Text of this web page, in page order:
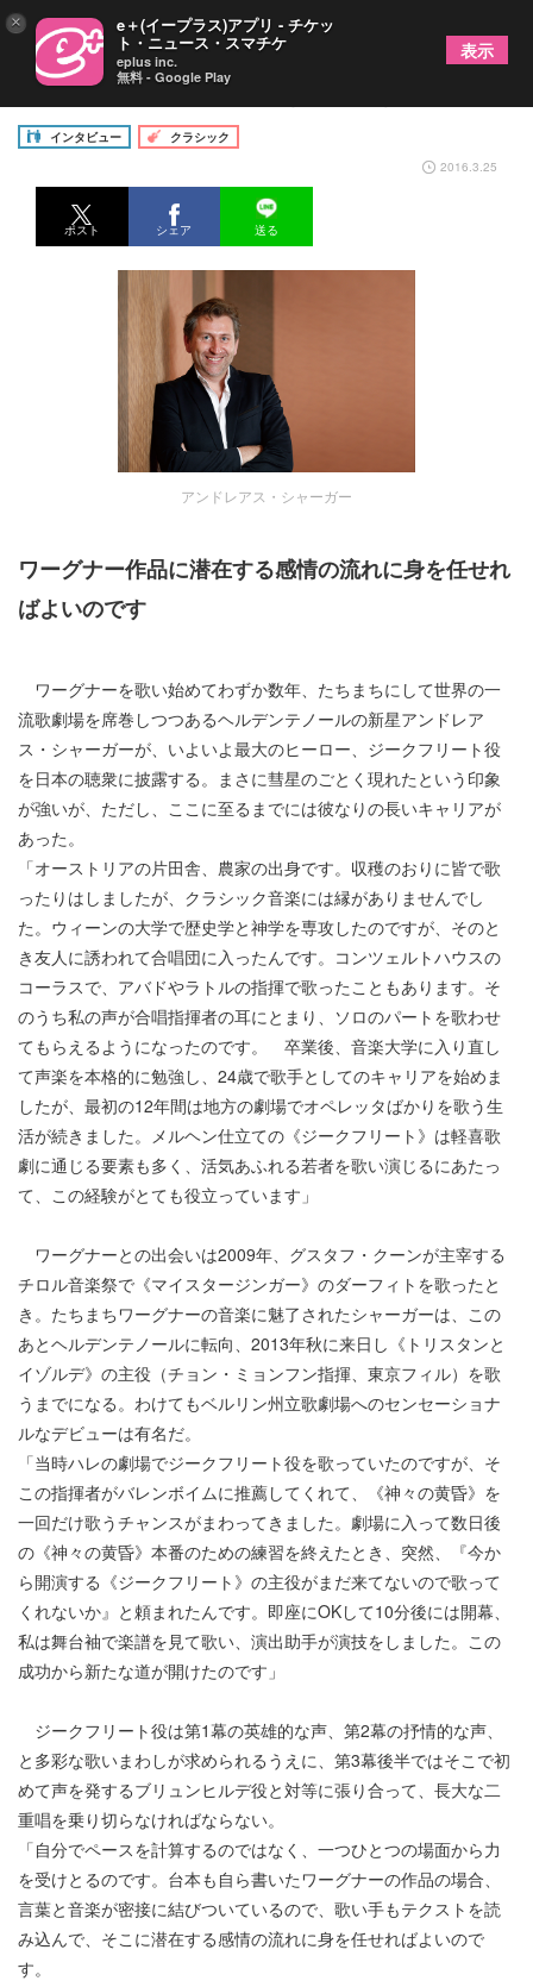
アンドレアス・シャーガー（テノール）
インタビュー
クラシック
2016.3.25
ポスト シェア 送る
アンドレアス・シャーガー
ワーグナー作品に潜在する感情の流れに身を任せれ
ばよいのです
ワーグナーを歌い始めてわずか数年、たちまちにして世界の一
流歌劇場を席巻しつつあるヘルデンテノールの新星アンドレア
ス・シャーガーが、いよいよ最大のヒーロー、ジークフリート役
を日本の聴衆に披露する。まさに彗星のごとく現れたという印象
が強いが、ただし、ここに至るまでには彼なりの長いキャリアが
あった。
「オーストリアの片田舎、農家の出身です。収穫のおりに皆で歌
ったりはしましたが、クラシック音楽には縁がありませんでし
た。ウィーンの大学で歴史学と神学を専攻したのですが、そのと
き友人に誘われて合唱団に入ったんです。コンツェルトハウスの
コーラスで、アバドやラトルの指揮で歌ったこともあります。そ
のうち私の声が合唱指揮者の耳にとまり、ソロのパートを歌わせ
てもらえるようになったのです。 卒業後、音楽大学に入り直し
て声楽を本格的に勉強し、24歳で歌手としてのキャリアを始めま
したが、最初の12年間は地方の劇場でオペレッタばかりを歌う生
活が続きました。メルヘン仕立ての《ジークフリート》は軽喜歌
劇に通じる要素も多く、活気あふれる若者を歌い演じるにあたっ
て、この経験がとても役立っています」
ワーグナーとの出会いは2009年、グスタフ・クーンが主宰する
チロル音楽祭で《マイスタージンガー》のダーフィトを歌ったと
き。たちまちワーグナーの音楽に魅了されたシャーガーは、この
あとヘルデンテノールに転向、2013年秋に来日し《トリスタンと
イゾルデ》の主役（チョン・ミョンフン指揮、東京フィル）を歌
うまでになる。わけてもベルリン州立歌劇場へのセンセーショナ
ルなデビューは有名だ。
「当時ハレの劇場でジークフリート役を歌っていたのですが、そ
この指揮者がバレンボイムに推薦してくれて、《神々の黄昏》を
一回だけ歌うチャンスがまわってきました。劇場に入って数日後
の《神々の黄昏》本番のための練習を終えたとき、突然、『今か
ら開演する《ジークフリート》の主役がまだ来てないので歌って
くれないか』と頼まれたんです。即座にOKして10分後には開幕、
私は舞台袖で楽譜を見て歌い、演出助手が演技をしました。この
成功から新たな道が開けたのです」
ジークフリート役は第1幕の英雄的な声、第2幕の抒情的な声、
と多彩な歌いまわしが求められるうえに、第3幕後半ではそこで初
めて声を発するブリュンヒルデ役と対等に張り合って、長大な二
重唱を乗り切らなければならない。
「自分でペースを計算するのではなく、一つひとつの場面から力
を受けとるのです。台本も自ら書いたワーグナーの作品の場合、
言葉と音楽が密接に結びついているので、歌い手もテクストを読
み込んで、そこに潜在する感情の流れに身を任せればよいので
す。
× e＋(イープラス)アプリ - チケッ
ト・ニュース・スマチケ
eplus inc.
無料 - Google Play
表示